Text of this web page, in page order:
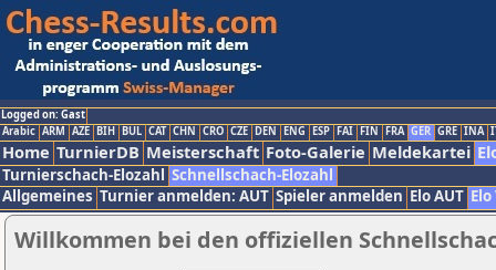
Logged on: Gast
Arabic ARM AZE BIH BUL CAT CHN CRO CZE DEN ENG ESP FAI FIN FRA GER GRE INA
Home TurnierDB Meisterschaft Foto-Galerie Meldekartei
Turnierschach-Elozahl Schnellschach-Elozahl
Allgemeines Turnier anmelden: AUT Spieler anmelden Elo AUT
Willkommen bei den offiziellen